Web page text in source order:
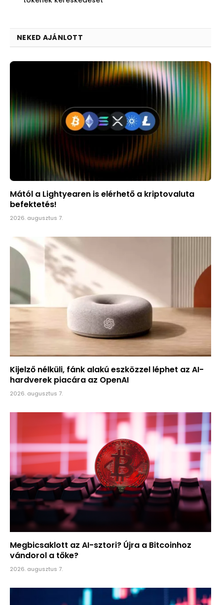
NEKED AJÁNLOTT
Mától a Lightyearen is elérhető a kriptovaluta
befektetés!
2026. augusztus 7.
Kijelző nélküli, fánk alakú eszközzel léphet az AI-
hardverek piacára az OpenAI
2026. augusztus 7.
Megbicsaklott az AI-sztori? Újra a Bitcoinhoz
vándorol a tőke?
2026. augusztus 7.